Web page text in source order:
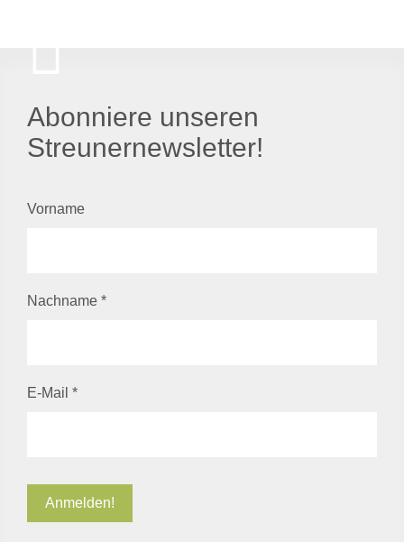
Abonniere unseren
Streunernewsletter!
Vorname
Nachname *
E-Mail *